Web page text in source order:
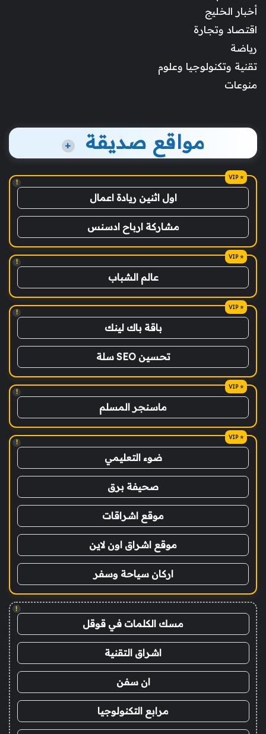
أخبار الخليج
اقتصاد وتجارة
رياضة
تقنية وتكنولوجيا وعلوم
منوعات
مواقع صديقة +
!
اول اثنين ريادة اعمال
مشاركة ارباح ادسنس
!
عالم الشباب
!
باقة باك لينك
تحسين SEO سلة
!
ماسنجر المسلم
!
ضوء التعليمي
صحيفة برق
موقع اشراقات
موقع اشراق اون لاين
اركان سياحة وسفر
!
مسك الكلمات في قوقل
اشراق التقنية
ان سفن
مرابع التكنولوجيا